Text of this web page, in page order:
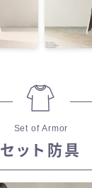
Set of Armor
セット防具